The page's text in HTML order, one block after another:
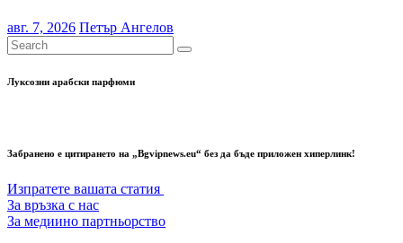
авг. 7, 2026 Петър Ангелов
Луксозни арабски парфюми
Забранено е цитирането на „Bgvipnews.eu“ без да бъде приложен хиперлинк!
Изпратете вашата статия
За връзка с нас
За медиино партньорство